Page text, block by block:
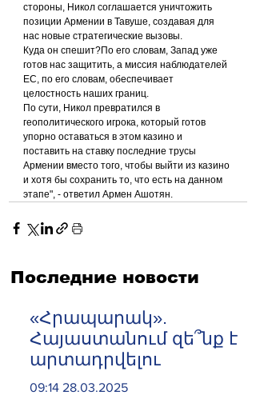
стороны, Никол соглашается уничтожить
позиции Армении в Тавуше, создавая для
нас новые стратегические вызовы.
Куда он спешит?По его словам, Запад уже
готов нас защитить, а миссия наблюдателей
ЕС, по его словам, обеспечивает
целостность наших границ.
По сути, Никол превратился в
геополитического игрока, который готов
упорно оставаться в этом казино и
поставить на ставку последние трусы
Армении вместо того, чтобы выйти из казино
и хотя бы сохранить то, что есть на данном
этапе", - ответил Армен Ашотян.
Последние новости
«Հրապարակ».
Հայաստանում զե՞նք է
արտադրվելու
09:14 28.03.2025